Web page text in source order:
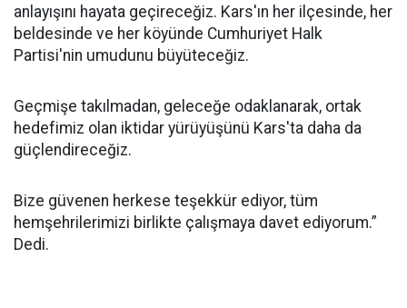
anlayışını hayata geçireceğiz. Kars'ın her ilçesinde, her
beldesinde ve her köyünde Cumhuriyet Halk
Partisi'nin umudunu büyüteceğiz.
Geçmişe takılmadan, geleceğe odaklanarak, ortak
hedefimiz olan iktidar yürüyüşünü Kars'ta daha da
güçlendireceğiz.
Bize güvenen herkese teşekkür ediyor, tüm
hemşehrilerimizi birlikte çalışmaya davet ediyorum.”
Dedi.